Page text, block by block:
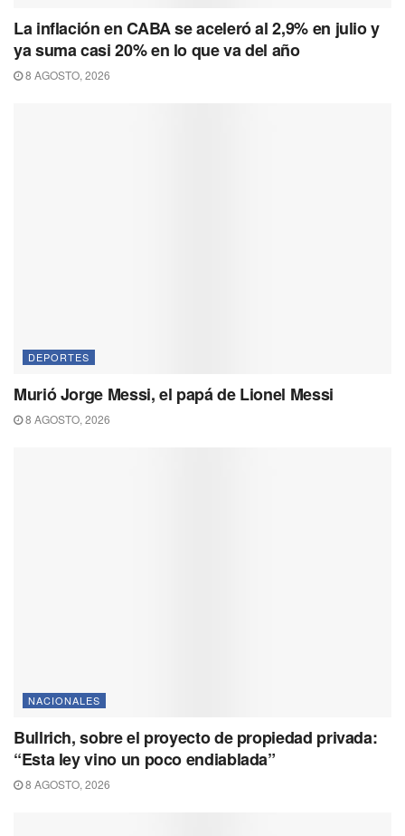
La inflación en CABA se aceleró al 2,9% en julio y
ya suma casi 20% en lo que va del año
8 AGOSTO, 2026
DEPORTES
Murió Jorge Messi, el papá de Lionel Messi
8 AGOSTO, 2026
NACIONALES
Bullrich, sobre el proyecto de propiedad privada:
“Esta ley vino un poco endiablada”
8 AGOSTO, 2026